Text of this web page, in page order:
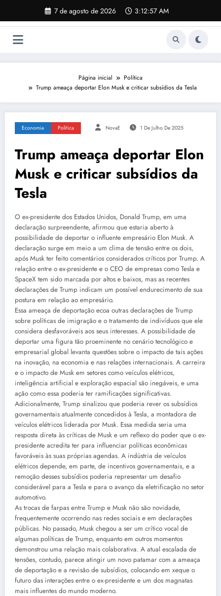
o
7 de agosto de 2026 3:12:57 AM
Página inicial
Política
Trump ameaça deportar Elon Musk e criticar subsídios da Tesla
Economia Política NovaE 1 De Julho De 2025
Trump ameaça deportar Elon
Musk e criticar subsídios da
Tesla
O ex-presidente dos Estados Unidos, Donald Trump, em uma
declaração surpreendente, afirmou que estaria aberto à
possibilidade de deportar o influente empresário Elon Musk. A
declaração surge em meio a um clima de tensão entre os dois,
após Musk ter feito comentários considerados críticos por Trump. A
relação entre o ex-presidente e o CEO de empresas como Tesla e
SpaceX tem sido marcada por altos e baixos, mas as recentes
declarações de Trump indicam um possível endurecimento de sua
postura em relação ao empresário.
Essa ameaça de deportação ecoa outras declarações de Trump
sobre políticas de imigração e o tratamento de indivíduos que ele
considera desfavoráveis aos seus interesses. A possibilidade de
deportar uma figura tão proeminente no cenário tecnológico e
empresarial global levanta questões sobre o impacto de tais ações
na inovação, na economia e nas relações internacionais. A carreira
e o impacto de Musk em setores como veículos elétricos,
inteligência artificial e exploração espacial são inegáveis, e uma
ação como essa poderia ter ramificações significativas.
Adicionalmente, Trump sinalizou que poderia rever os subsídios
governamentais atualmente concedidos à Tesla, a montadora de
veículos elétricos liderada por Musk. Essa medida seria uma
resposta direta às críticas de Musk e um reflexo do poder que o ex-
presidente acredita ter para influenciar políticas econômicas
favoráveis às suas próprias agendas. A indústria de veículos
elétricos depende, em parte, de incentivos governamentais, e a
remoção desses subsídios poderia representar um desafio
considerável para a Tesla e para o avanço da eletrificação no setor
automotivo.
As trocas de farpas entre Trump e Musk não são novidade,
frequentemente ocorrendo nas redes sociais e em declarações
públicas. No passado, Musk chegou a ser um crítico vocal de
algumas políticas de Trump, enquanto em outros momentos
demonstrou uma relação mais colaborativa. A atual escalada de
tensões, contudo, parece atingir um novo patamar com a ameaça
de deportação e a revisão de subsídios, colocando em xeque o
futuro das interações entre o ex-presidente e um dos magnatas
mais influentes do mundo moderno.